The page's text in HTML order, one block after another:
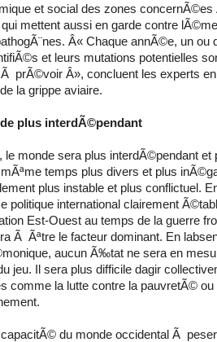
et social des zones concernÃ©es
mettent aussi en garde contre
Â« Chaque annÃ©e, un ou
et leurs mutations potentielles
prÃ©voir Â», concluent les experts
la grippe aviaire.
plus interdÃ©pendant
le monde sera plus interdÃ©pendant
temps plus divers et plus
plus instable et plus conflictuel.
politique international clairement
Est-Ouest au temps de la guerre
Ã Ãªtre le facteur dominant. En
aucun Ã‰tat ne sera en
jeu. Il sera plus difficile dagir
comme la lutte contre la pauvretÃ© ou
capacitÃ© du monde occidental Ã